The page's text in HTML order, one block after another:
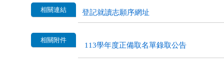
相關連結 登記就讀志願序網址
相關附件
113學年度正備取名單錄取公告